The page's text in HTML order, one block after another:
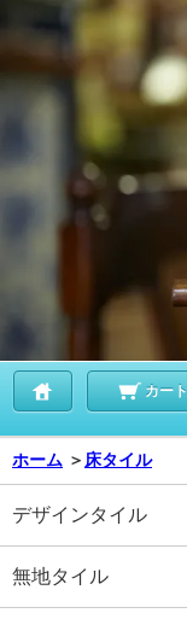
カート
ホーム ＞ 床タイル
デザインタイル
無地タイル